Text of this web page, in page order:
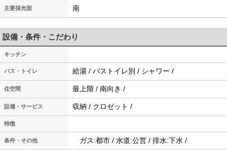
主要採光面 南
設備・条件・こだわり
キッチン
バス・トイレ 給湯 / バストイレ別 / シャワー /
住空間 最上階 / 南向き /
設備・サービス 収納 / クロゼット /
特徴
条件・その他 ガス:都市 / 水道:公営 / 排水:下水 /